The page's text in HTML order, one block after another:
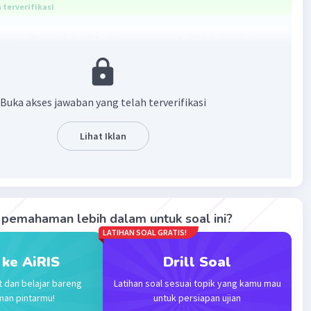
terverifikasi
Allah Swt pada sebuah kesempatan yang terkenal
"Pidato Bukit Safa." Pidato ini merupakan salah satu
Muhammad untuk menyebarkan ajaran Islam kepada
Mekah dan mengajak mereka untuk meninggalkan
berhala dan mengakui keesaan Allah. Pidato ini
salah satu aspek penting dalam sejarah awal Islam.
Buka akses jawaban yang telah terverifikasi
Lihat Iklan
lebih dalam untuk soal ini?
AiRIS
dan belajar bareng
pintarmu!
LATIHAN SOAL GRATIS!
Drill Soal
Latihan soal sesuai topik yang kamu mau
untuk persiapan ujian